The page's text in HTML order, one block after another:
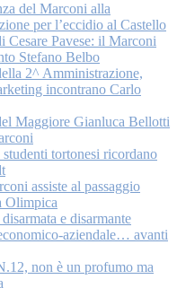
del Marconi alla
per l’eccidio al Castello
Cesare Pavese: il Marconi
Stefano Belbo
2^ Amministrazione,
incontrano Carlo
Maggiore Gianluca Bellotti
tortonesi ricordano
assiste al passaggio
Olimpica
e disarmante
aziendale… avanti
non è un profumo ma